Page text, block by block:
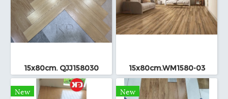
15x80cm. QJJ158030 15x80cm.WM1580-03
New New